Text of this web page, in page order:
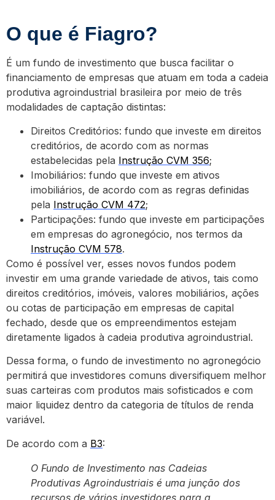
O que é Fiagro?
É um fundo de investimento que busca facilitar o
financiamento de empresas que atuam em toda a cadeia
produtiva agroindustrial brasileira por meio de três
modalidades de captação distintas:
Direitos Creditórios: fundo que investe em direitos
creditórios, de acordo com as normas
estabelecidas pela Instrução CVM 356;
Imobiliários: fundo que investe em ativos
imobiliários, de acordo com as regras definidas
pela Instrução CVM 472;
Participações: fundo que investe em participações
em empresas do agronegócio, nos termos da
Instrução CVM 578.
Como é possível ver, esses novos fundos podem
investir em uma grande variedade de ativos, tais como
direitos creditórios, imóveis, valores mobiliários, ações
ou cotas de participação em empresas de capital
fechado, desde que os empreendimentos estejam
diretamente ligados à cadeia produtiva agroindustrial.
Dessa forma, o fundo de investimento no agronegócio
permitirá que investidores comuns diversifiquem melhor
suas carteiras com produtos mais sofisticados e com
maior liquidez dentro da categoria de títulos de renda
variável.
De acordo com a B3:
O Fundo de Investimento nas Cadeias
Produtivas Agroindustriais é uma junção dos
recursos de vários investidores para a